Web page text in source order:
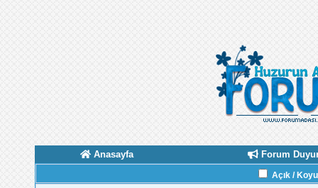
Anasayfa Forum
Açık /